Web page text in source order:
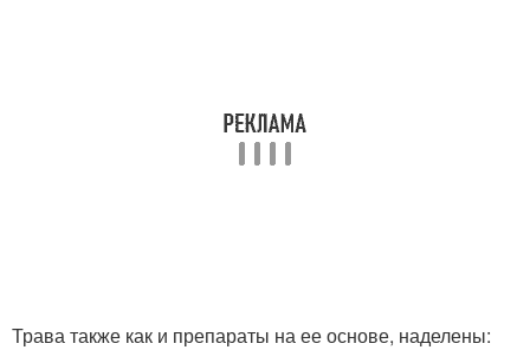
Трава также как и препараты на ее основе, наделены: